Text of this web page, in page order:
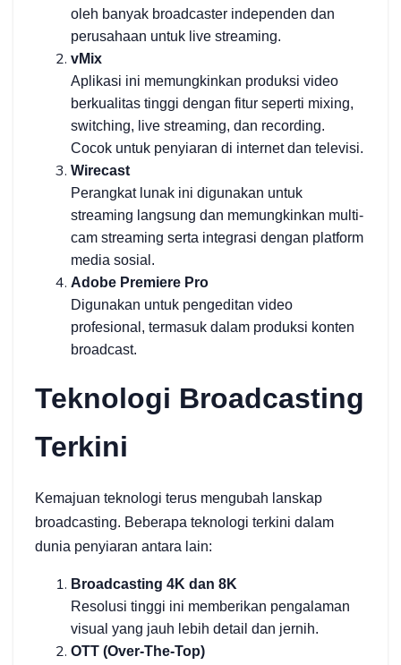
oleh banyak broadcaster independen dan
perusahaan untuk live streaming.
vMix
Aplikasi ini memungkinkan produksi video
berkualitas tinggi dengan fitur seperti mixing,
switching, live streaming, dan recording.
Cocok untuk penyiaran di internet dan televisi.
Wirecast
Perangkat lunak ini digunakan untuk
streaming langsung dan memungkinkan multi-
cam streaming serta integrasi dengan platform
media sosial.
Adobe Premiere Pro
Digunakan untuk pengeditan video
profesional, termasuk dalam produksi konten
broadcast.
Teknologi Broadcasting
Terkini
Kemajuan teknologi terus mengubah lanskap
broadcasting. Beberapa teknologi terkini dalam
dunia penyiaran antara lain:
Broadcasting 4K dan 8K
Resolusi tinggi ini memberikan pengalaman
visual yang jauh lebih detail dan jernih.
OTT (Over-The-Top)